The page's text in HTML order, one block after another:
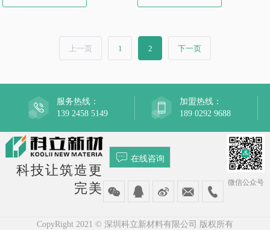
上一页 1 2 下一页
服务热线：
139 2458 5149
加盟热线：
189 0292 9688
科技让筑造更
完美
在线咨询
微信公众号
CopyRight 2021 © 深圳科立新材料有限公司 版权所有